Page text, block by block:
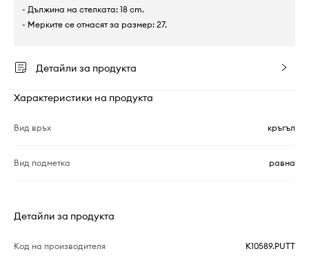
- Дължина на стелката: 18 cm.
- Мерките се отнасят за размер: 27.
Детайли за продукта
Характеристики на продукта
Вид връх кръгъл
Вид подметка равна
Детайли за продукта
Код на производителя K10589.PUTT